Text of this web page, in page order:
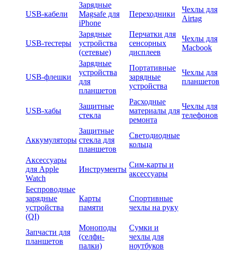
USB-кабели
Зарядные
Magsafe для
iPhone
Переходники
Чехлы для
Airtag
USB-тестеры
Зарядные
устройства
(сетевые)
Перчатки для
сенсорных
дисплеев
Чехлы для
Macbook
USB-флешки
Зарядные
устройства
для
планшетов
Портативные
зарядные
устройства
Чехлы для
планшетов
USB-хабы
Защитные
стекла
Расходные
материалы для
ремонта
Чехлы для
телефонов
Аккумуляторы
Защитные
стекла для
планшетов
Светодиодные
кольца
Аксессуары
для Apple
Watch
Инструменты
Сим-карты и
аксессуары
Беспроводные
зарядные
устройства
(QI)
Карты
памяти
Спортивные
чехлы на руку
Запчасти для
планшетов
Моноподы
(селфи-
палки)
Сумки и
чехлы для
ноутбуков